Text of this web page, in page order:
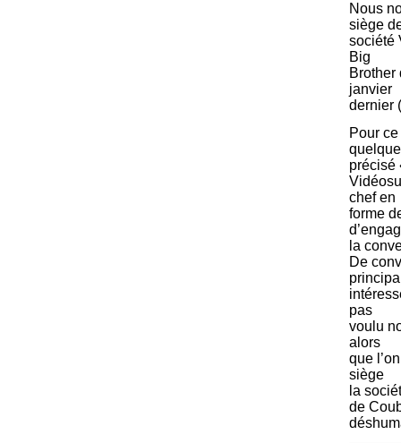
Nous
siège
société
Big
Brother
janvier
dernier
Pour
précisé
chef en
forme
la
De
pas
voulu
alors
que
siège
la
de